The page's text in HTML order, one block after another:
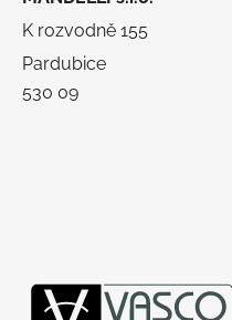
K rozvodně 155
Pardubice
530 09